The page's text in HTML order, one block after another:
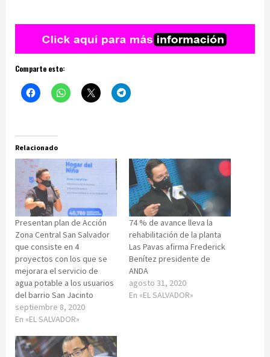
Comparte esto:
Relacionado
Presentan plan de Acción
Zona Central San Salvador
que consiste en 4
proyectos con los que se
mejorara el servicio de
agua potable a los usuarios
del barrio San Jacinto
septiembre 8, 2020
En «EL SALVADOR»
74 % de avance lleva la
rehabilitación de la planta
Las Pavas afirma Frederick
Benítez presidente de
ANDA
agosto 31, 2020
En «EL SALVADOR»